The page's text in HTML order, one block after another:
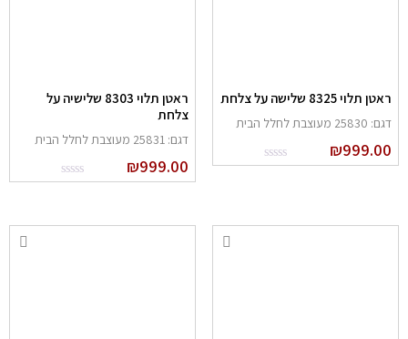
תלוי 8325 שלישה על צלחת
מעוצבת לחלל הבית
₪
ראטן תלוי 8303 שלישיה על
צלחת
דגם: 25831 מעוצבת לחלל הבית
₪999.00